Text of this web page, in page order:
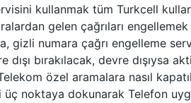
kullanmak tüm Turkcell
gelen çağrıları
gizli numara çağrı engelleme
bırakılacak, devre dışıysa
özel aramalara nasıl
noktaya dokunarak Telefon